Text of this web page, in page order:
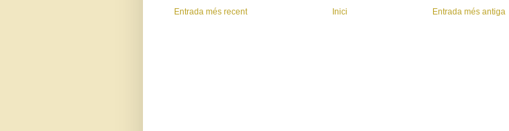
Entrada més recent Entrada més antiga
Inici